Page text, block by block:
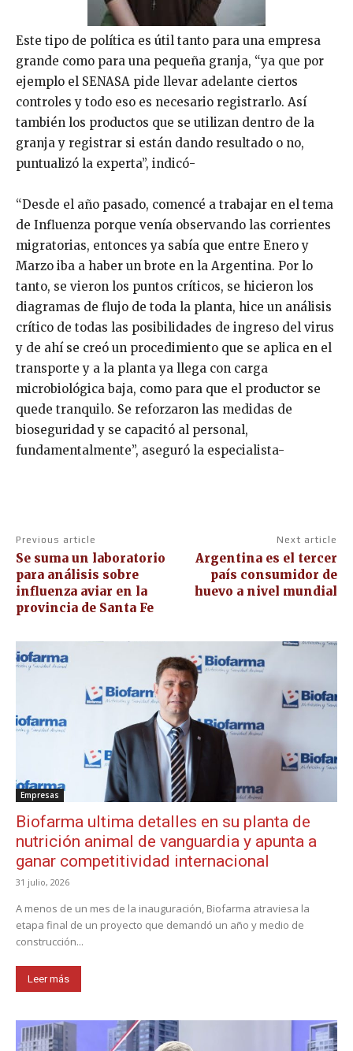
Este tipo de política es útil tanto para una empresa
grande como para una pequeña granja, “ya que por
ejemplo el SENASA pide llevar adelante ciertos
controles y todo eso es necesario registrarlo. Así
también los productos que se utilizan dentro de la
granja y registrar si están dando resultado o no,
puntualizó la experta”, indicó-
“Desde el año pasado, comencé a trabajar en el tema
de Influenza porque venía observando las corrientes
migratorias, entonces ya sabía que entre Enero y
Marzo iba a haber un brote en la Argentina. Por lo
tanto, se vieron los puntos críticos, se hicieron los
diagramas de flujo de toda la planta, hice un análisis
crítico de todas las posibilidades de ingreso del virus
y de ahí se creó un procedimiento que se aplica en el
transporte y a la planta ya llega con carga
microbiológica baja, como para que el productor se
quede tranquilo. Se reforzaron las medidas de
bioseguridad y se capacitó al personal,
fundamentalmente”, aseguró la especialista-
Previous article
Se suma un laboratorio
para análisis sobre
influenza aviar en la
provincia de Santa Fe
Next article
Argentina es el tercer
país consumidor de
huevo a nivel mundial
Empresas
Biofarma ultima detalles en su planta de
nutrición animal de vanguardia y apunta a
ganar competitividad internacional
31 julio, 2026
A menos de un mes de la inauguración, Biofarma atraviesa la
etapa final de un proyecto que demandó un año y medio de
construcción...
Leer más